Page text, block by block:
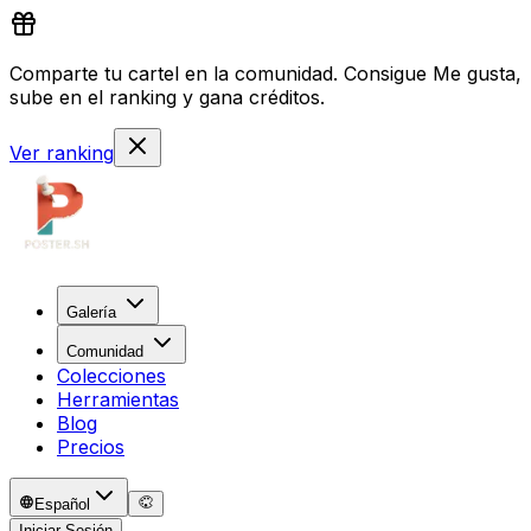
Comparte tu cartel en la comunidad. Consigue Me gusta,
sube en el ranking y gana créditos.
Ver ranking
Galería
Comunidad
Colecciones
Herramientas
Blog
Precios
Español